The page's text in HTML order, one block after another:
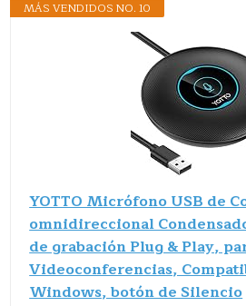
MÁS VENDIDOS NO. 10
YOTTO Micrófono USB de
omnidireccional
de grabación Plug & Play,
Videoconferencias,
Windows, botón de Silencio